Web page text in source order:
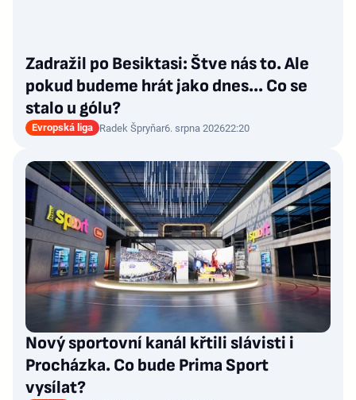
Zadražil po Besiktasi: Štve nás to. Ale
pokud budeme hrát jako dnes... Co se
stalo u gólu?
Evropská liga Radek Špryňar6. srpna 202622:20
Nový sportovní kanál křtili slávisti i
Procházka. Co bude Prima Sport
vysílat?